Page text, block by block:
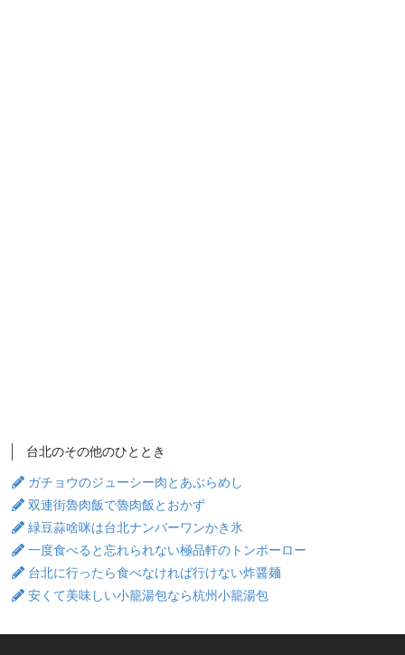
台北のその他のひととき
ガチョウのジューシー肉とあぶらめし
双連街魯肉飯で魯肉飯とおかず
緑豆蒜啥咪は台北ナンバーワンかき氷
一度食べると忘れられない極品軒のトンポーロー
台北に行ったら食べなければ行けない炸醤麺
安くて美味しい小籠湯包なら杭州小籠湯包